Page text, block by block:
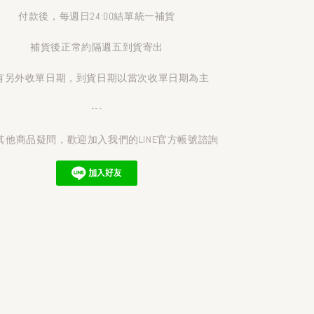
付款後，每週日24:00結單統一補貨
補貨後正常約隔週五到貨寄出
另外收單日期，到貨日期以當次收單日期為主
---
他商品疑問，歡迎加入我們的LINE官方帳號諮詢